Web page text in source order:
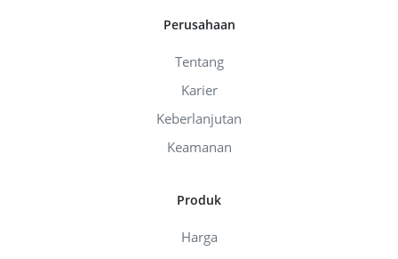
Perusahaan
Tentang
Karier
Keberlanjutan
Keamanan
Produk
Harga